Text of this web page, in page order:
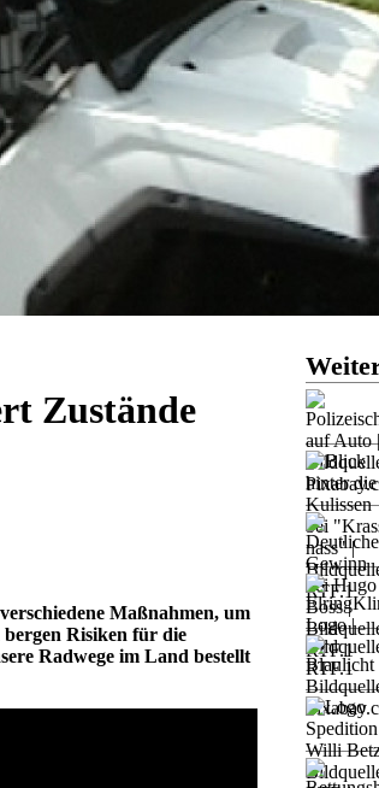
Zustände
Maßnahmen, um
Risiken für die
Radwege im Land bestellt